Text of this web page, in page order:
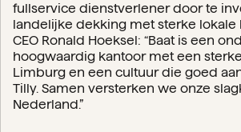
fullservice dienstverlener door te
landelijke dekking met sterke lokale
CEO Ronald Hoeksel: “Baat is een
hoogwaardig kantoor met een
Limburg en een cultuur die goed
Tilly. Samen versterken we onze
Nederland.”